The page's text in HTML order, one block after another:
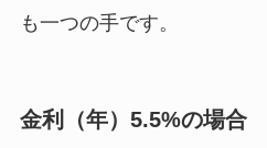
も一つの手です。
金利（年）5.5%の場合